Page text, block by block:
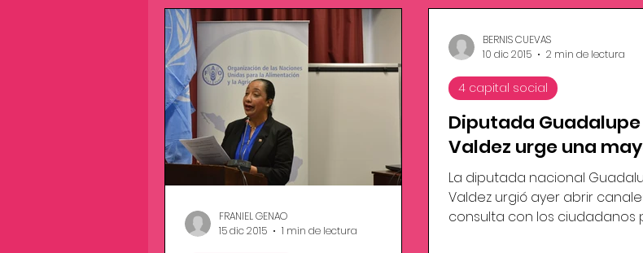
Premio Nacional al Voluntario Solid
FRANIEL GENAO
15 dic 2015
1 min de lectura
Diputada Guadalupe
Valdez urge una
participación
en la política
La diputada nacional
Valdez urgió ayer abrir
consulta con los ciudadanos
4 capital social
BERNIS CUEVAS
10 dic 2015
2 min de lectura